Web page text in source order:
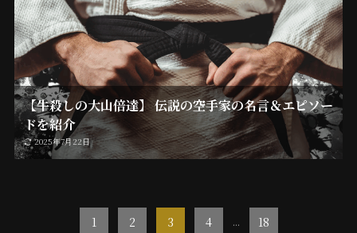
【牛殺しの大山倍達】 伝説の空手家の名言＆エピソー
ドを紹介
2025年7月22日
1 2 3 4 ... 18